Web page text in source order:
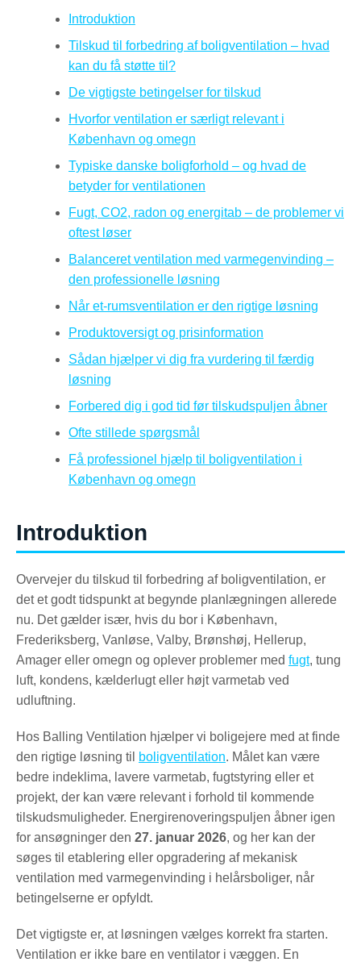
Introduktion
Tilskud til forbedring af boligventilation – hvad
kan du få støtte til?
De vigtigste betingelser for tilskud
Hvorfor ventilation er særligt relevant i
København og omegn
Typiske danske boligforhold – og hvad de
betyder for ventilationen
Fugt, CO2, radon og energitab – de problemer vi
oftest løser
Balanceret ventilation med varmegenvinding –
den professionelle løsning
Når et-rumsventilation er den rigtige løsning
Produktoversigt og prisinformation
Sådan hjælper vi dig fra vurdering til færdig
løsning
Forbered dig i god tid før tilskudspuljen åbner
Ofte stillede spørgsmål
Få professionel hjælp til boligventilation i
København og omegn
Introduktion
Overvejer du tilskud til forbedring af boligventilation, er
det et godt tidspunkt at begynde planlægningen allerede
nu. Det gælder især, hvis du bor i København,
Frederiksberg, Vanløse, Valby, Brønshøj, Hellerup,
Amager eller omegn og oplever problemer med fugt, tung
luft, kondens, kælderlugt eller højt varmetab ved
udluftning.
Hos Balling Ventilation hjælper vi boligejere med at finde
den rigtige løsning til
boligventilation. Målet kan være
bedre indeklima, lavere varmetab, fugtstyring eller et
projekt, der kan være relevant i forhold til kommende
tilskudsmuligheder. Energirenoveringspuljen åbner igen
for ansøgninger den 27. januar 2026, og her kan der
søges til etablering eller opgradering af mekanisk
ventilation med varmegenvinding i helårsboliger, når
betingelserne er opfyldt.
Det vigtigste er, at løsningen vælges korrekt fra starten.
Ventilation er ikke bare en ventilator i væggen. En